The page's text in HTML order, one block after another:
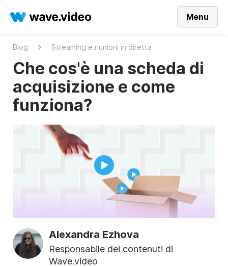
Menu
Blog Streaming e riunioni in diretta
Che cos'è una scheda di
acquisizione e come
funziona?
Alexandra Ezhova
Responsabile dei contenuti di
Wave.video